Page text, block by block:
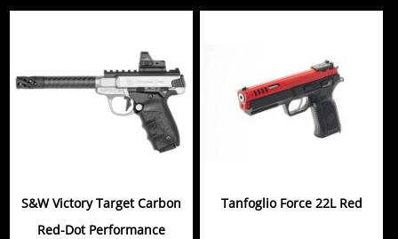
S&W Victory Target Carbon
Red-Dot Performance
Tanfoglio Force 22L Red